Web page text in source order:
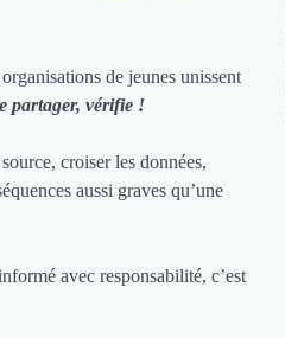
de jeunes unissent
partager, vérifie !
croiser les données,
aussi graves qu’une
avec responsabilité, c’est